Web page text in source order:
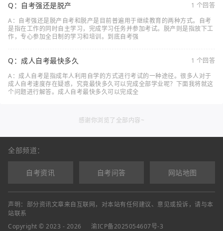
Q：自考强还是脱产
1 个回答
A：自考强还是脱产自考和脱产是目前普遍用于继续教育的两种方式。自考
是指在工作的同时自主学习，完成学习任务并参加考试。脱产则是指放下工
作，专心参加全日制的学习和培训。到底自考强
Q：成人自考最快多久
1 个回答
A：成人自考是指成年人利用自学的方式进行考试的一种途径。很多人对于
成人自考速度存在疑惑，究竟最快多久可以完成全部学业呢？下面我将就这
个问题进行解答。成人自考最快多久可以完成全
感谢你浏览了全部内容~
全部频道：
自考资讯 自考问答 网站地图
声明：部分资讯文章来自互联网，对本站有任何建议、意见或投诉，请与本
站联系
Copyright © 2023 - 2026
渝ICP备2025054607号-3